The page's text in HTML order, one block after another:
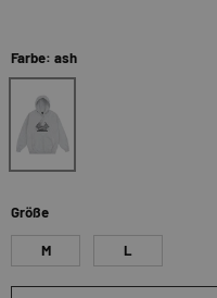
Farbe: ash
Größe
M L